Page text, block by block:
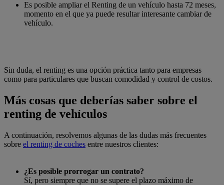
Es posible ampliar el Renting de un vehículo hasta 72 meses,
momento en el que ya puede resultar interesante cambiar de
vehículo.
Sin duda, el renting es una opción práctica tanto para empresas
como para particulares que buscan comodidad y control de costos.
Más cosas que deberías saber sobre el
renting de vehículos
A continuación, resolvemos algunas de las dudas más frecuentes
sobre el renting de coches entre nuestros clientes:
¿Es posible prorrogar un contrato?
Sí, pero siempre que no se supere el plazo máximo de